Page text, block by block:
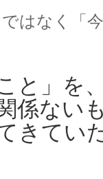
はなく「
と」を
係ない
きてい